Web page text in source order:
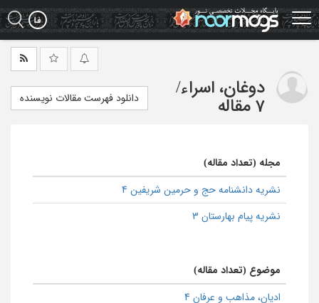
Skip
to
main
دوغان، اسراء/
7 مقاله
دانلود فهرست مقالات نویسنده
مجله (تعداد مقاله)
نشریه دانشنامه حج و حرمین شریفین 4
نشریه پیام بهارستان 3
موضوع (تعداد مقاله)
ادیان، مذاهب و عرفان 4